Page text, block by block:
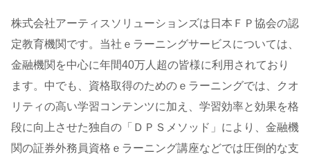
株式会社アーティスソリューションズは日本ＦＰ協会の認
定教育機関です。当社ｅラーニングサービスについては、
金融機関を中心に年間40万人超の皆様に利用されており
ます。中でも、資格取得のためのｅラーニングでは、クオ
リティの高い学習コンテンツに加え、学習効率と効果を格
段に向上させた独自の「ＤＰＳメソッド」により、金融機
関の証券外務員資格ｅラーニング講座などでは圧倒的な支